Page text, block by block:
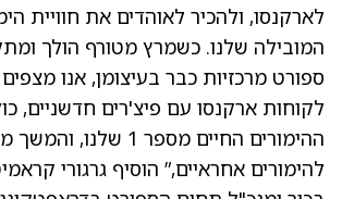
לארקנסו, ולהכיר לאוהדים את חוויית
המובילה שלנו. כשמרץ מטורף הולך
ספורט מרכזיות כבר בעיצומן, אנו
לקוחות ארקנסו עם פיצ'רים חדשניים,
ההימורים החיים מספר 1 שלנו,
להימורים אחראיים,” הוסיף גרגורי